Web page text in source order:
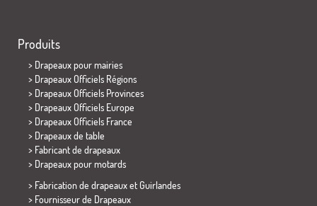
Produits
> Drapeaux pour mairies
> Drapeaux Officiels Régions
> Drapeaux Officiels Provinces
> Drapeaux Officiels Europe
> Drapeaux Officiels France
> Drapeaux de table
> Fabricant de drapeaux
> Drapeaux pour motards
> Fabrication de drapeaux et Guirlandes
> Fournisseur de Drapeaux